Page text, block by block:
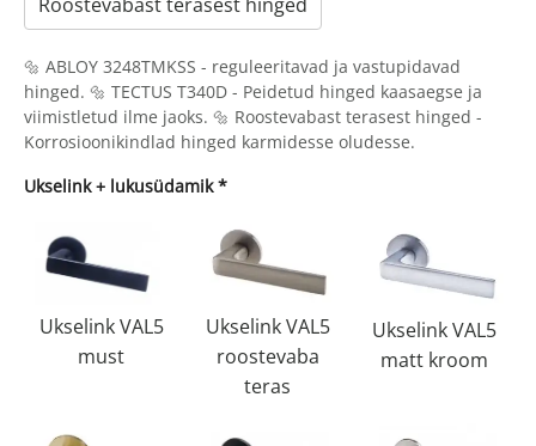
🔩 ABLOY 3248TMKSS - reguleeritavad ja vastupidavad
hinged. 🔩 TECTUS T340D - Peidetud hinged kaasaegse ja
viimistletud ilme jaoks. 🔩 Roostevabast terasest hinged -
Korrosioonikindlad hinged karmidesse oludesse.
Ukselink + lukusüdamik *
Ukselink VAL5
must
Ukselink VAL5
roostevaba
teras
Ukselink VAL5
matt kroom